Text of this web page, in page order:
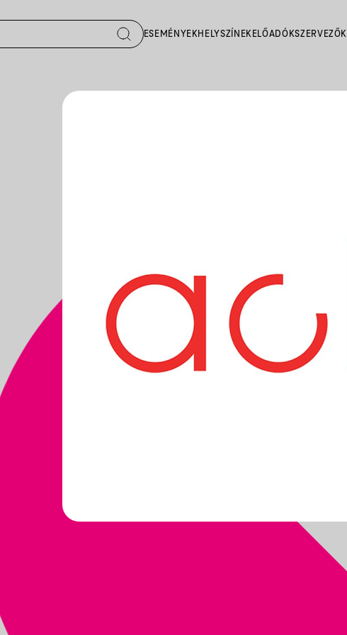
ESEMÉNYEKHELYSZÍNEK ELŐADÓKSZERVEZŐK